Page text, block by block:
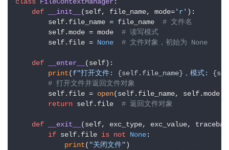
class FileContextManager:
def
__init__ (self, file_name, mode='r' ):
        self.file_name = file_name
# 文件名
        self.mode = mode
# 读写模式
        self.file =
None # 文件对象，初始为 None
def __enter__ (self):
print(f"打开文件: {self.file_name} ，模式:
# 打开文件并返回文件对象
        self.file =
open(self.file_name, self.mode)
return self.file # 返回文件对象
def __exit__ (self, exc_type, exc_value,
if self.file is not None:
print( "关闭文件")